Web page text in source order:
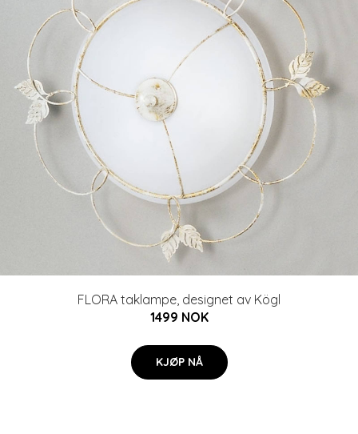
FLORA taklampe, designet av Kögl
1499 NOK
KJØP NÅ